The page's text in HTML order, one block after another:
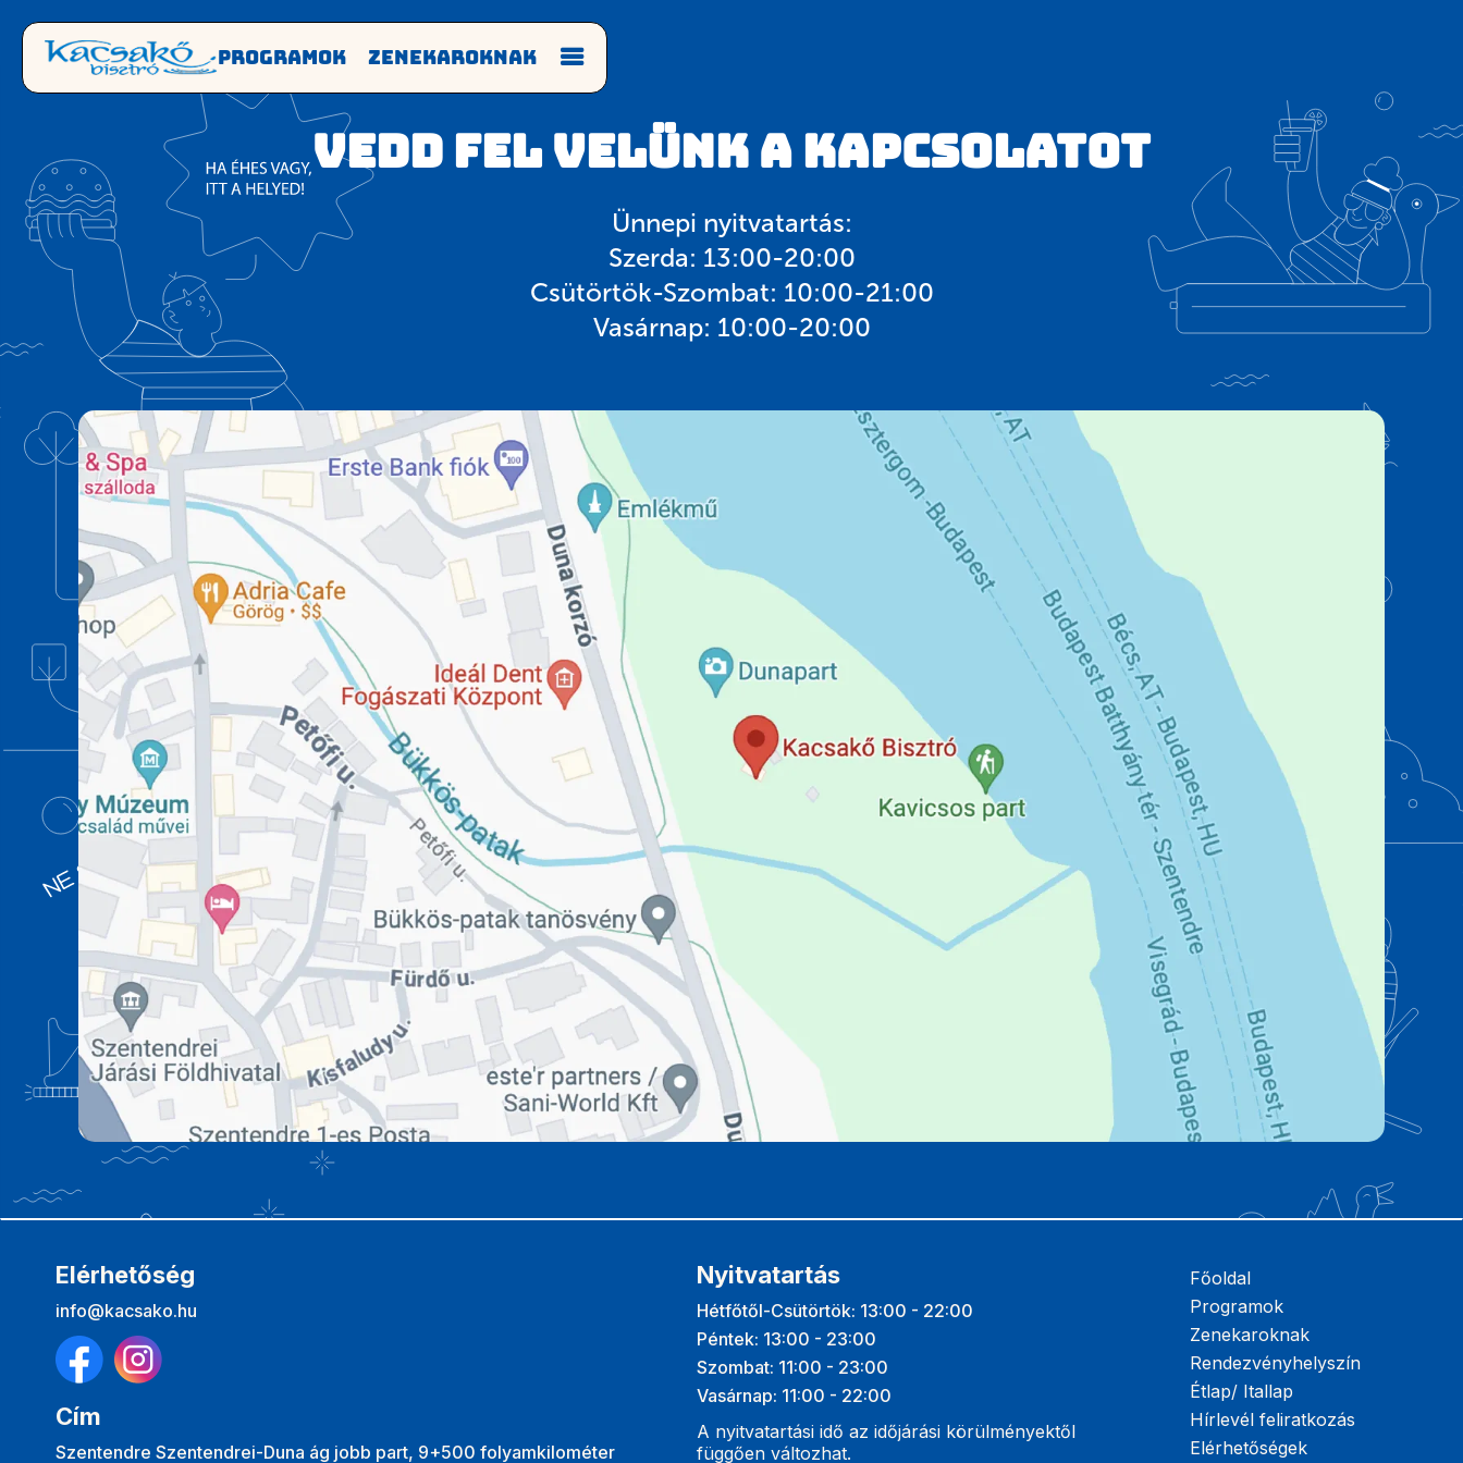
Programok Zenekaroknak
Vedd Fel Velünk a Kapcsolatot
Ünnepi nyitvatartás:
Szerda: 13:00-20:00
Csütörtök-Szombat: 10:00-21:00
Vasárnap: 10:00-20:00
Elérhetőség
info@kacsako.hu
Cím
Szentendre Szentendrei-Duna ág jobb part, 9+500 folyamkilométer
Nyitvatartás
Hétfőtől-Csütörtök: 13:00 - 22:00
Péntek: 13:00 - 23:00
Szombat: 11:00 - 23:00
Vasárnap: 11:00 - 22:00
A nyitvatartási idő az időjárási körülményektől
függően változhat.
Főoldal
Programok
Zenekaroknak
Rendezvényhelyszín
Étlap/ Itallap
Hírlevél feliratkozás
Elérhetőségek